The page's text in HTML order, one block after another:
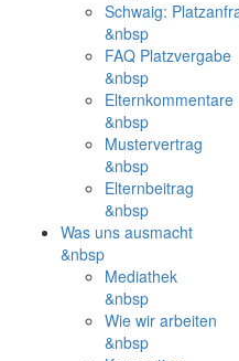
Schwaig:
&nbsp
FAQ Platzvergabe
&nbsp
Elternkommentare
&nbsp
Mustervertrag
&nbsp
Elternbeitrag
&nbsp
Was uns ausmacht
&nbsp
Mediathek
&nbsp
Wie wir arbeiten
&nbsp